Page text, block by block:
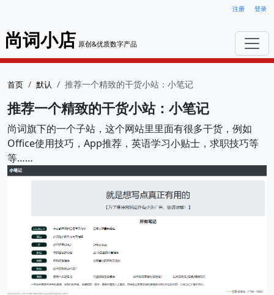
注册 登录
尚词小店 原创&优质数字产品
首页 默认 推荐一个精致的干货小站：小笔记
推荐一个精致的干货小站：小笔记
尚词旗下的一个子站，这个网站里里面有很多干货，例如
Office使用技巧，App推荐，英语学习小贴士，求职技巧等
等……